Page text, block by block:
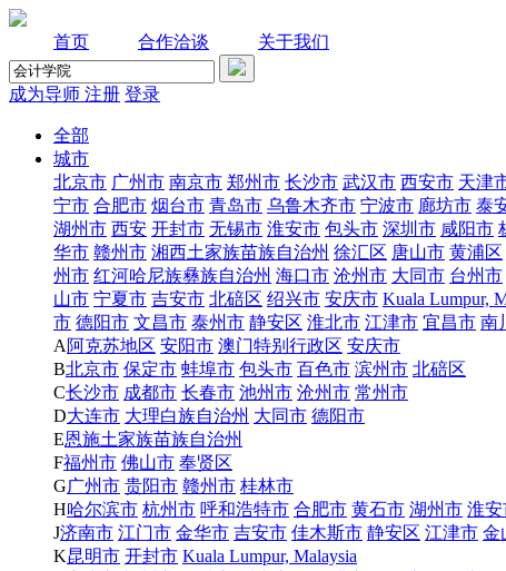
首页 合作洽谈 关于我们
成为导师 注册 登录
全部
城市
北京市 广州市 南京市 郑州市 长沙市 武汉市 西安市 天津
宁市 合肥市 烟台市 青岛市 乌鲁木齐市 宁波市 廊坊市 泰
湖州市 西安 开封市 无锡市 淮安市 包头市 深圳市 咸阳市
华市 赣州市 湘西土家族苗族自治州 徐汇区 唐山市 黄浦区
州市 红河哈尼族彝族自治州 海口市 沧州市 大同市 台州市
山市 宁夏市 吉安市 北碚区 绍兴市 安庆市 Kuala Lumpur,
市 德阳市 文昌市 泰州市 静安区 淮北市 江津市 宜昌市 南
A 阿克苏地区 安阳市 澳门特别行政区 安庆市
B北京市 保定市 蚌埠市 包头市 百色市 滨州市 北碚区
C长沙市 成都市 长春市 池州市 沧州市 常州市
D大连市 大理白族自治州 大同市 德阳市
E恩施土家族苗族自治州
F福州市 佛山市 奉贤区
G广州市 贵阳市 赣州市 桂林市
H哈尔滨市 杭州市 呼和浩特市 合肥市 黄石市 湖州市 淮安
J济南市 江门市 金华市 吉安市 佳木斯市 静安区 江津市 金
K昆明市 开封市 Kuala Lumpur, Malaysia